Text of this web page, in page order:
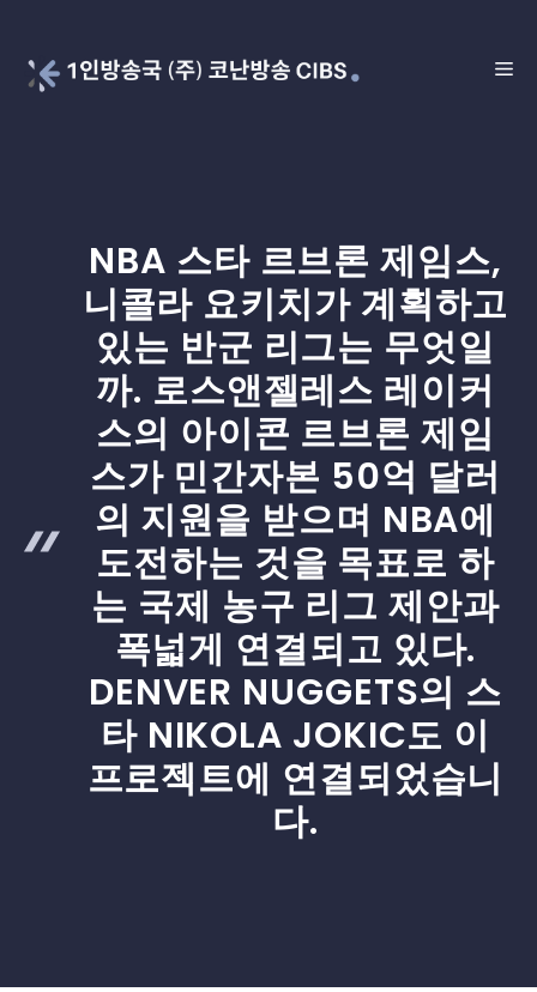
content
NBA 스타 르브론 제임스,
니콜라 요키치가 계획하고
있는 반군 리그는 무엇일
까. 로스앤젤레스 레이커
스의 아이콘 르브론 제임
스가 민간자본 50억 달러
의 지원을 받으며 NBA에
도전하는 것을 목표로 하
는 국제 농구 리그 제안과
폭넓게 연결되고 있다.
DENVER NUGGETS의 스
타 NIKOLA JOKIC도 이
프로젝트에 연결되었습니
다.